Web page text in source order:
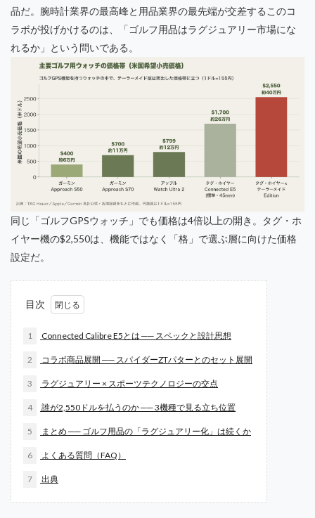
品だ。腕時計業界の最高峰と用品業界の最先端が交差するこのコ
ラボが投げかけるのは、「ゴルフ用品はラグジュアリー市場にな
れるか」という問いである。
同じ「ゴルフGPSウォッチ」でも価格は4倍以上の開き。タグ・ホ
イヤー機の$2,550は、機能ではなく「格」で選ぶ層に向けた価格
設定だ。
目次
1 Connected Calibre E5とは ── スペックと設計思想
2 コラボ商品展開 ── スパイダーZTパターとのセット展開
3 ラグジュアリー × スポーツテクノロジーの交点
4 誰が2,550ドルを払うのか ── 3機種で見る立ち位置
5 まとめ ── ゴルフ用品の「ラグジュアリー化」は続くか
6 よくある質問（FAQ）
7 出典